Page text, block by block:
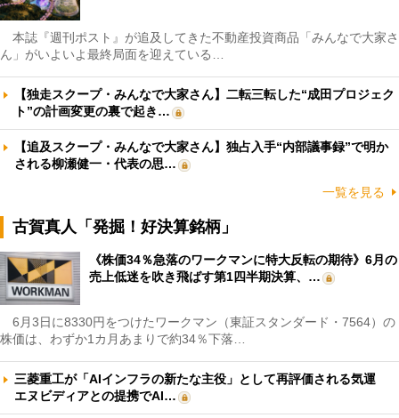
本誌『週刊ポスト』が追及してきた不動産投資商品「みんなで大家さ
ん」がいよいよ最終局面を迎えている…
【独走スクープ・みんなで大家さん】二転三転した“成田プロジェク
ト”の計画変更の裏で起き…
【追及スクープ・みんなで大家さん】独占入手“内部議事録”で明か
される柳瀬健一・代表の思…
一覧を見る
古賀真人「発掘！好決算銘柄」
《株価34％急落のワークマンに特大反転の期待》6月の
売上低迷を吹き飛ばす第1四半期決算、…
6月3日に8330円をつけたワークマン（東証スタンダード・7564）の
株価は、わずか1カ月あまりで約34％下落…
三菱重工が「AIインフラの新たな主役」として再評価される気運
エヌビディアとの提携でAI…